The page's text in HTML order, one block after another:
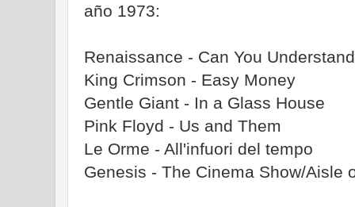
año 1973:
Renaissance - Can You
King Crimson - Easy Money
Gentle Giant - In a Glass House
Pink Floyd - Us and Them
Le Orme - All'infuori del tempo
Genesis - The Cinema Show/Aisle